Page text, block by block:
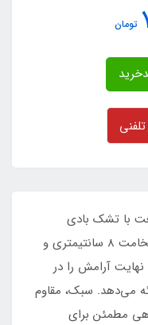
تومان
با تشک بادی
کمپینگ تکنفره چانوداگ باشید! با ضخامت 8 سانتیمتری و
آرامش را در
می‌دهد. سبک، مقاوم
مطمئن برای